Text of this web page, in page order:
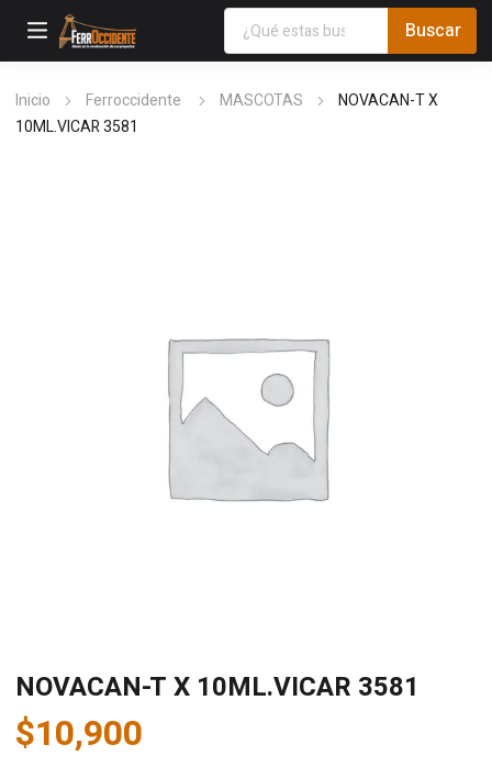
Inicio Ferroccidente MASCOTAS
NOVACAN-T X
10ML.VICAR 3581
NOVACAN-T X 10ML.VICAR 3581
$10,900